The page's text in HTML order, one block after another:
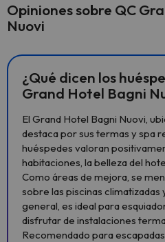
Opiniones sobre QC
Nuovi
¿Qué dicen los
Grand Hotel Bagni
El Grand Hotel Bagni Nuovi,
destaca por sus termas y spa
huéspedes valoran
habitaciones, la belleza del
Como áreas de mejora, se
sobre las piscinas climatizadas
general, es ideal para
disfrutar de instalaciones
Recomendado para